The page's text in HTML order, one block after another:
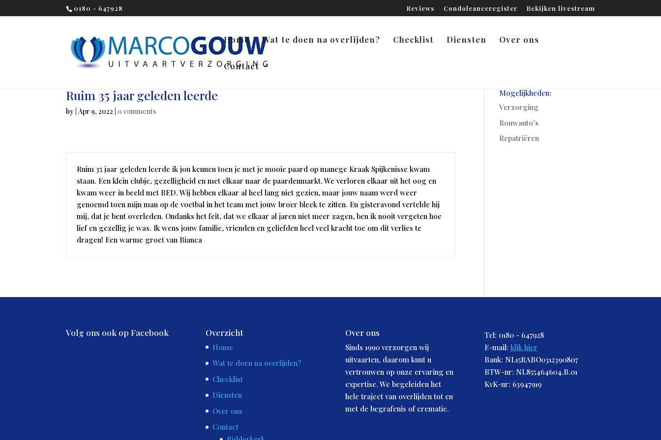
0180 - 647928 Reviews Condoleanceregister Bekijken livestream
Home Wat te doen na overlijden? Checklist Diensten Over ons
Contact
Ruim 35 jaar geleden leerde
by |Apr 9, 2022 0 comments
Ruim 35 jaar geleden leerde ik jou kennen toen je met je mooie paard op manege Kraak Spijkenisse kwam
staan. Een klein clubje, gezelligheid en met elkaar naar de paardenmarkt. We verloren elkaar uit het oog en
kwam weer in beeld met BED. Wij hebben elkaar al heel lang niet gezien, maar jouw naam werd weer
genoemd toen mijn man op de voetbal in het team met jouw broer bleek te zitten. En gisteravond vertelde hij
mij, dat je bent overleden. Ondanks het feit, dat we elkaar al jaren niet meer zagen, ben ik nooit vergeten hoe
lief en gezellig je was. Ik wens jouw familie, vrienden en geliefden heel veel kracht toe om dit verlies te
dragen! Een warme groet van Bianca
Mogelijkheden:
Verzorging
Rouwauto’s
Repatriëren
Volg ons ook op Facebook Overzicht
Home
Wat te doen na overlijden?
Checklist
Diensten
Over ons
Contact
Over ons
Sinds 1990 verzorgen wij
uitvaarten, daarom kunt u
vertrouwen op onze ervaring en
expertise. We begeleiden het
hele traject van overlijden tot en
met de begrafenis of crematie.
Tel: 0180 - 647928
E-mail:klik hier
Bank: NL15RABO0312390807
BTW-nr: NL855464604.B.01
KvK-nr: 63947919